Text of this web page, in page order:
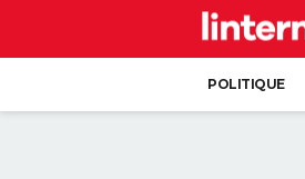
POLITIQUE